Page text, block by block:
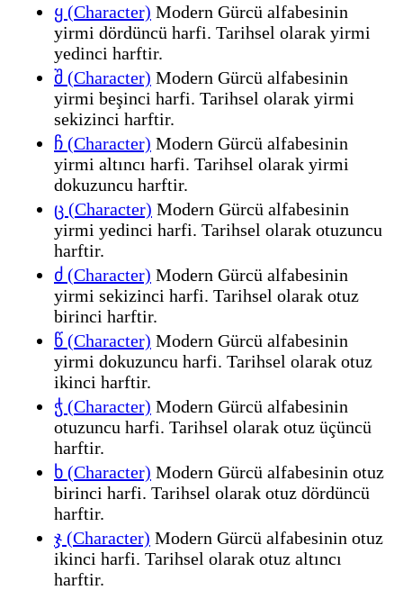
ყ (Character) Modern Gürcü alfabesinin
yirmi dördüncü harfi. Tarihsel olarak yirmi
yedinci harftir.
შ (Character) Modern Gürcü alfabesinin
yirmi beşinci harfi. Tarihsel olarak yirmi
sekizinci harftir.
ჩ (Character) Modern Gürcü alfabesinin
yirmi altıncı harfi. Tarihsel olarak yirmi
dokuzuncu harftir.
ც (Character) Modern Gürcü alfabesinin
yirmi yedinci harfi. Tarihsel olarak otuzuncu
harftir.
ძ (Character) Modern Gürcü alfabesinin
yirmi sekizinci harfi. Tarihsel olarak otuz
birinci harftir.
წ (Character) Modern Gürcü alfabesinin
yirmi dokuzuncu harfi. Tarihsel olarak otuz
ikinci harftir.
ჭ (Character) Modern Gürcü alfabesinin
otuzuncu harfi. Tarihsel olarak otuz üçüncü
harftir.
ხ (Character) Modern Gürcü alfabesinin otuz
birinci harfi. Tarihsel olarak otuz dördüncü
harftir.
ჯ (Character) Modern Gürcü alfabesinin otuz
ikinci harfi. Tarihsel olarak otuz altıncı
harftir.